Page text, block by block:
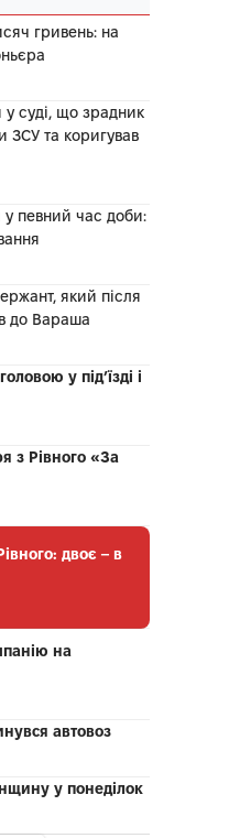
гривень: на
у суді, що зрадник
ЗСУ та коригував
у певний час доби:
який після
до Вараша
у під’їзді і
з Рівного «За
двоє – в
на
автовоз
у понеділок